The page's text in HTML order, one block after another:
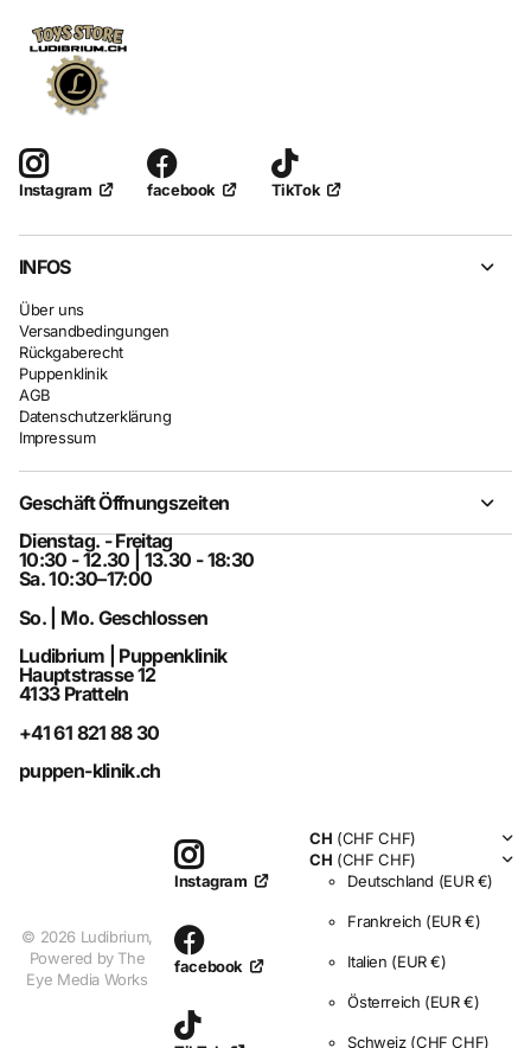
Instagram facebook TikTok
INFOS
Über uns
Versandbedingungen
Rückgaberecht
Puppenklinik
AGB
Datenschutzerklärung
Impressum
Geschäft Öffnungszeiten
Dienstag. - Freitag
10:30 - 12.30 | 13.30 - 18:30
Sa. 10:30–17:00
So. | Mo. Geschlossen
Ludibrium | Puppenklinik
Hauptstrasse 12
4133 Pratteln
+41 61 821 88 30
puppen-klinik.ch
© 2026 Ludibrium,
Powered by The
Eye Media Works
Instagram
facebook
CH (CHF CHF)
CH (CHF CHF)
Deutschland (EUR €)
Frankreich (EUR €)
Italien (EUR €)
Österreich (EUR €)
Schweiz (CHF CHF)